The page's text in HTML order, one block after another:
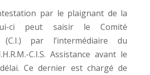
par le plaignant de la
ci peut saisir le Comité
(C.I.) par l’intermédiaire du
C.I.S. Assistance avant le
Ce dernier est chargé de